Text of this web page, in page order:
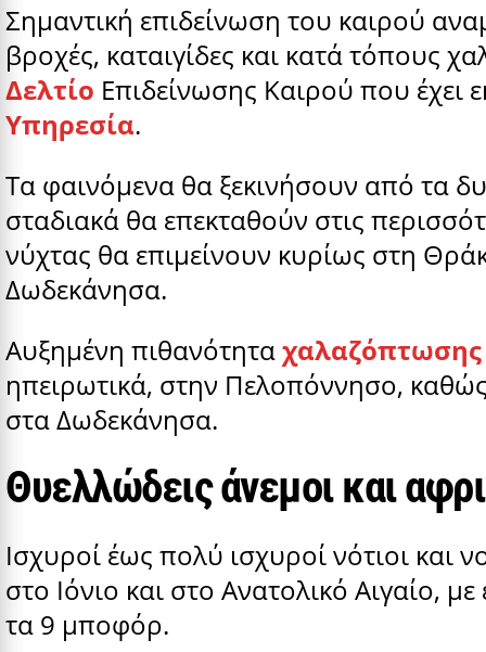
Σημαντική επιδείνωση του καιρού
βροχές, καταιγίδες και κατά τόπους
Δελτίο Επιδείνωσης Καιρού που έχει
Υπηρεσία.
Τα φαινόμενα θα ξεκινήσουν από τα
σταδιακά θα επεκταθούν στις
νύχτας θα επιμείνουν κυρίως στη
Δωδεκάνησα.
Αυξημένη πιθανότηταχαλαζόπτωσης
ηπειρωτικά, στην Πελοπόννησο,
στα Δωδεκάνησα.
Θυελλώδεις άνεμοι και
Ισχυροί έως πολύ ισχυροί νότιοι και
στο Ιόνιο και στο Ανατολικό Αιγαίο,
τα 9 μποφόρ.